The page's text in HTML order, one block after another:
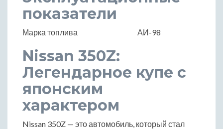
показатели
Марка топлива АИ-98
Nissan 350Z:
Легендарное купе с
японским
характером
Nissan 350Z — это автомобиль, который стал